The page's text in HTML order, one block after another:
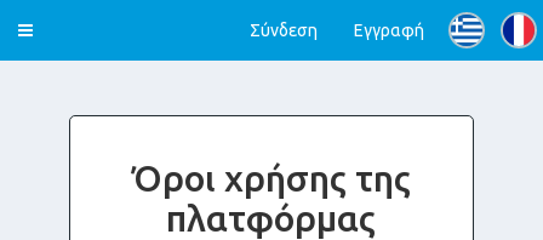
Toggle
Σύνδεση Εγγραφή
Όροι χρήσης της
πλατφόρμας